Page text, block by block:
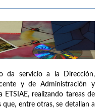
da servicio a la Dirección,
y de Administración y
realizando tareas de
entre otras, se detallan a